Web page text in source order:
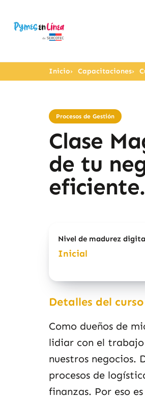
Inicio Capacitaciones
Procesos de Gestión
Clase
de tu
eficiente.
Nivel de madurez
Inicial
Detalles del curso
Como dueños de
lidiar con el
nuestros negocios.
procesos de
finanzas. Por eso